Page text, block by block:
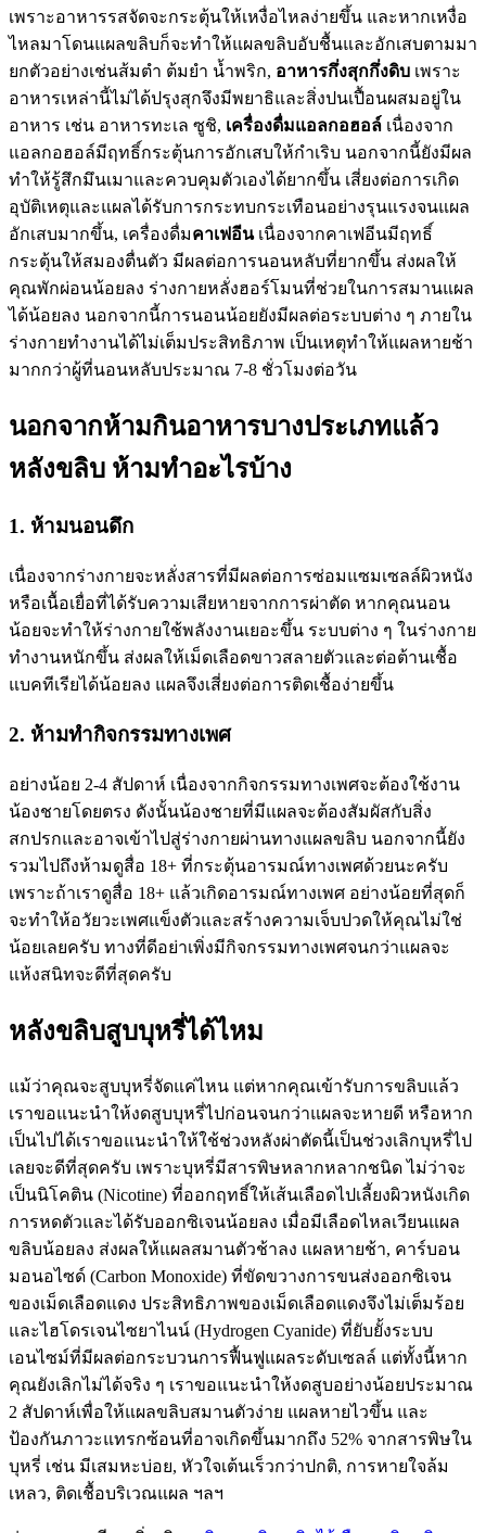
เพราะอาหารรสจัดจะกระตุ้นให้เหงื่อไหลง่ายขึ้น และหากเหงื่อ
ไหลมาโดนแผลขลิบก็จะทำให้แผลขลิบอับชื้นและอักเสบตามมา
ยกตัวอย่างเช่นส้มตำ ต้มยำ น้ำพริก, อาหารกึ่งสุกกึ่งดิบ เพราะ
อาหารเหล่านี้ไม่ได้ปรุงสุกจึงมีพยาธิและสิ่งปนเปื้อนผสมอยู่ใน
อาหาร เช่น อาหารทะเล ซูชิ, เครื่องดื่มแอลกอฮอล์ เนื่องจาก
แอลกอฮอล์มีฤทธิ์กระตุ้นการอักเสบให้กำเริบ นอกจากนี้ยังมีผล
ทำให้รู้สึกมึนเมาและควบคุมตัวเองได้ยากขึ้น เสี่ยงต่อการเกิด
อุบัติเหตุและแผลได้รับการกระทบกระเทือนอย่างรุนแรงจนแผล
อักเสบมากขึ้น, เครื่องดื่มคาเฟอีนเนื่องจากคาเฟอีนมีฤทธิ์
กระตุ้นให้สมองตื่นตัว มีผลต่อการนอนหลับที่ยากขึ้น ส่งผลให้
คุณพักผ่อนน้อยลง ร่างกายหลั่งฮอร์โมนที่ช่วยในการสมานแผล
ได้น้อยลง นอกจากนี้การนอนน้อยยังมีผลต่อระบบต่าง ๆ ภายใน
ร่างกายทำงานได้ไม่เต็มประสิทธิภาพ เป็นเหตุทำให้แผลหายช้า
มากกว่าผู้ที่นอนหลับประมาณ 7-8 ชั่วโมงต่อวัน
นอกจากห้ามกินอาหารบางประเภทแล้ว
หลังขลิบ ห้ามทำอะไรบ้าง
1. ห้ามนอนดึก
เนื่องจากร่างกายจะหลั่งสารที่มีผลต่อการซ่อมแซมเซลล์ผิวหนัง
หรือเนื้อเยื่อที่ได้รับความเสียหายจากการผ่าตัด หากคุณนอน
น้อยจะทำให้ร่างกายใช้พลังงานเยอะขึ้น ระบบต่าง ๆ ในร่างกาย
ทำงานหนักขึ้น ส่งผลให้เม็ดเลือดขาวสลายตัวและต่อต้านเชื้อ
แบคทีเรียได้น้อยลง แผลจึงเสี่ยงต่อการติดเชื้อง่ายขึ้น
2. ห้ามทำกิจกรรมทางเพศ
อย่างน้อย 2-4 สัปดาห์ เนื่องจากกิจกรรมทางเพศจะต้องใช้งาน
น้องชายโดยตรง ดังนั้นน้องชายที่มีแผลจะต้องสัมผัสกับสิ่ง
สกปรกและอาจเข้าไปสู่ร่างกายผ่านทางแผลขลิบ นอกจากนี้ยัง
รวมไปถึงห้ามดูสื่อ 18+ ที่กระตุ้นอารมณ์ทางเพศด้วยนะครับ
เพราะถ้าเราดูสื่อ 18+ แล้วเกิดอารมณ์ทางเพศ อย่างน้อยที่สุดก็
จะทำให้อวัยวะเพศแข็งตัวและสร้างความเจ็บปวดให้คุณไม่ใช่
น้อยเลยครับ ทางที่ดีอย่าเพิ่งมีกิจกรรมทางเพศจนกว่าแผลจะ
แห้งสนิทจะดีที่สุดครับ
หลังขลิบสูบบุหรี่ได้ไหม
แม้ว่าคุณจะสูบบุหรี่จัดแค่ไหน แต่หากคุณเข้ารับการขลิบแล้ว
เราขอแนะนำให้งดสูบบุหรี่ไปก่อนจนกว่าแผลจะหายดี หรือหาก
เป็นไปได้เราขอแนะนำให้ใช้ช่วงหลังผ่าตัดนี้เป็นช่วงเลิกบุหรี่ไป
เลยจะดีที่สุดครับ เพราะบุหรี่มีสารพิษหลากหลากชนิด ไม่ว่าจะ
เป็นนิโคติน (Nicotine) ที่ออกฤทธิ์ให้เส้นเลือดไปเลี้ยงผิวหนังเกิด
การหดตัวและได้รับออกซิเจนน้อยลง เมื่อมีเลือดไหลเวียนแผล
ขลิบน้อยลง ส่งผลให้แผลสมานตัวช้าลง แผลหายช้า, คาร์บอน
มอนอไซด์ (Carbon Monoxide) ที่ขัดขวางการขนส่งออกซิเจน
ของเม็ดเลือดแดง ประสิทธิภาพของเม็ดเลือดแดงจึงไม่เต็มร้อย
และไฮโดรเจนไซยาไนน์ (Hydrogen Cyanide) ที่ยับยั้งระบบ
เอนไซม์ที่มีผลต่อกระบวนการฟื้นฟูแผลระดับเซลล์ แต่ทั้งนี้หาก
คุณยังเลิกไม่ได้จริง ๆ เราขอแนะนำให้งดสูบอย่างน้อยประมาณ
2 สัปดาห์เพื่อให้แผลขลิบสมานตัวง่าย แผลหายไวขึ้น และ
ป้องกันภาวะแทรกซ้อนที่อาจเกิดขึ้นมากถึง 52% จากสารพิษใน
บุหรี่ เช่น มีเสมหะบ่อย, หัวใจเต้นเร็วกว่าปกติ, การหายใจล้ม
เหลว, ติดเชื้อบริเวณแผล ฯลฯ